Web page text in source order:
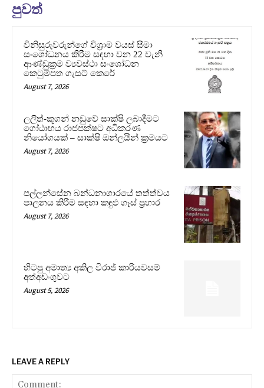
පුවත්
විනිසුරුවරුන්ගේ විශ්‍රාම වයස් සීමා
සංශෝධනය කිරීම සඳහා වන 22 වැනි
ආණ්ඩුක්‍රම ව්‍යවස්ථා සංශෝධන
කෙටුම්පත ගැසට් කෙරේ
August 7, 2026
ලලිත්-කූගන් නඩුවේ සාක්ෂි ලබාදීමට
ගෝඨාභය රාජපක්ෂට අධිකරණ
නියෝගයක් – සාක්ෂි ඔන්ලයින් ක්‍රමයට
August 7, 2026
පල්ලන්සේන බන්ධනාගාරයේ තත්ත්වය
පාලනය කිරීම සඳහා කඳුළු ගෑස් ප්‍රහාර
August 7, 2026
හිටපු අමාත්‍ය අකිල විරාජ් කාරියවසම්
අත්අඩංගුවට
August 5, 2026
LEAVE A REPLY